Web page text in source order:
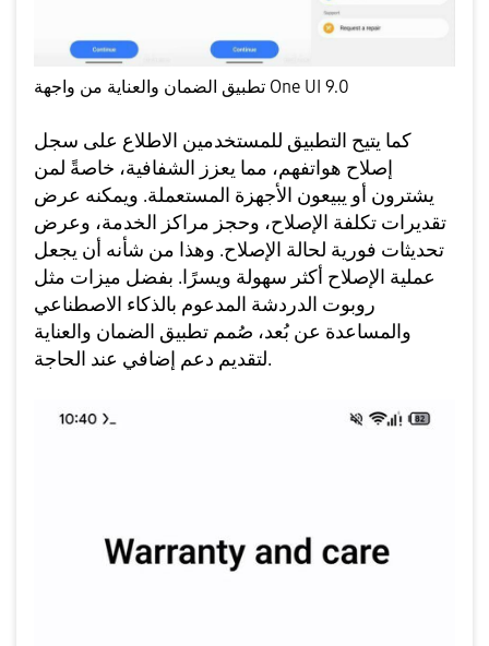
تطبيق الضمان والعناية من واجهة One UI 9.0
كما يتيح التطبيق للمستخدمين الاطلاع على سجل
إصلاح هواتفهم، مما يعزز الشفافية، خاصةً لمن
يشترون أو يبيعون الأجهزة المستعملة. ويمكنه عرض
تقديرات تكلفة الإصلاح، وحجز مراكز الخدمة، وعرض
تحديثات فورية لحالة الإصلاح. وهذا من شأنه أن يجعل
عملية الإصلاح أكثر سهولة ويسرًا. بفضل ميزات مثل
روبوت الدردشة المدعوم بالذكاء الاصطناعي
والمساعدة عن بُعد، صُمم تطبيق الضمان والعناية
لتقديم دعم إضافي عند الحاجة.